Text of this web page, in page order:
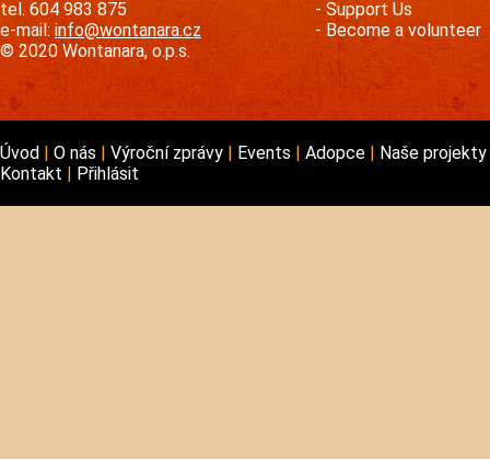
tel. 604 983 875
e-mail: info@wontanara.cz
© 2020 Wontanara, o.p.s.
Support Us
Become a volunteer
Úvod O nás Výroční zprávy Events Adopce
Naše projekty
Kontakt
Přihlásit